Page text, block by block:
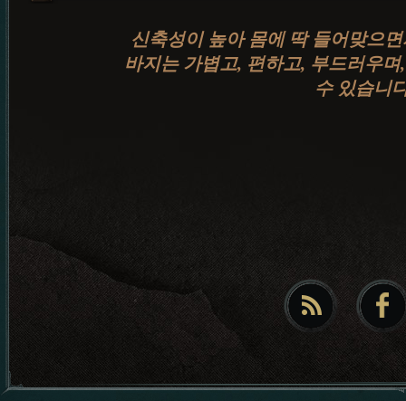
신축성이 높아 몸에 딱 들어맞으
바지는 가볍고, 편하고, 부드러우
수 있습니